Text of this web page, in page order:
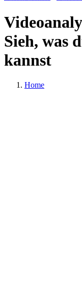
Sieh, was
kannst
Home